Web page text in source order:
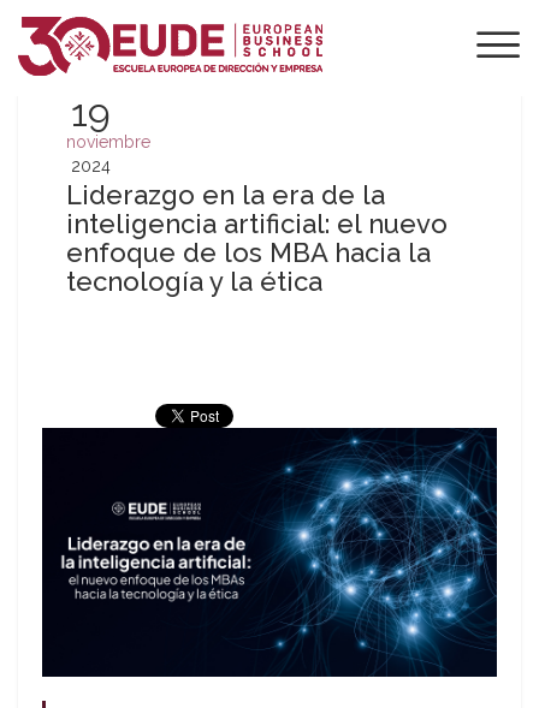
19
noviembre
2024
Liderazgo en la era de la
inteligencia artificial: el nuevo
enfoque de los MBA hacia la
tecnología y la ética